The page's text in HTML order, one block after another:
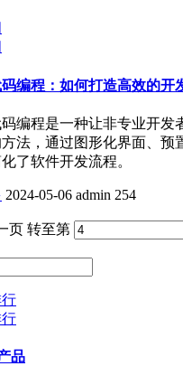
编程：如何打造高效的开
编程是一种让非专业开发
法，通过图形化界面、预
了软件开发流程。
2024-05-06 admin 254
页 转至第
品